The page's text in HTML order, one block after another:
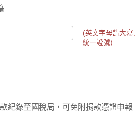
(英文字母請大
統一證號)
紀錄至國稅局，可免附捐款憑證申報